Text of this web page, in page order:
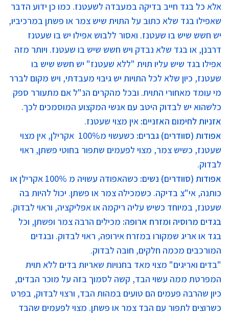
אלא כל בגד חייב בדיקה במעבדה לשעטנז. כמו כן ידוע הדבר
שאפילו בגד שלא כתוב על התוית שיש צמר או פשתן במרכיביו,
יש חשש שיש בו שעטנז. ואסור ללבוש אפילו יש בו שעטנז
דרבנן, או בגד שלא נבדק ויש חשש שיש בו שעטנז. ויותר מזה
אפילו בגד שיש עליו תוית "ללא שעטנז" יש חשש שיש בו
שעטנז, כיון שלא לכל התויות יש גיבוי מעבדתי, ויש מקום לברר
מי עומד מאחורי התוית. ובכל מהקרים הנ"ל אם מתעורר ספק
כלשהוא יש לבדוק היטב עם אנשי המקצוע המוסמכים לכך.
אזניות לחימום האזניים: אין מצוי שעטנז.
אפודות (סוודרים) גברים:
כשעשוי מ100% אקרילן, אין מצוי
שעטנז, כשיש צמר, מצוי לפעמים שתפור בחוטי פשתן, ראוי
לבדוק.
אפודות (סוודרים) נשים:
כשהאפודה עשויה מ 100% אקרילן או
כותנה, אי"צ בדיקה. כשמכילה צמר או פשתן. יכול להיות בה
שעטנז, במיוחד כשיש עליה ריקמה או אפליקציה, וראוי לבדוק.
בגדים מרוסיה ומזרח ארופה: מכילים הרבה צמר ופשתן, וכל
בגד או אריג שמקורו במזרח אירופה, ראוי לבדוק. ובגדים
המורכבים מכמה חלקים, חובה לבדוק.
"בדים ואריגים" מצוי מאד בחנויות שאריות בדים ללא תוית
המפרטת ממה עשוי הבד, קשה לסמוך בזה על מוכר הבדים,
כיון שהרבה פעמים הם טועים במהות הבד, ורצוי לבדוק, בפרט
כשרוצים לתפור עם הבד צמר או פשתן. מצוי לפעמים שהבד